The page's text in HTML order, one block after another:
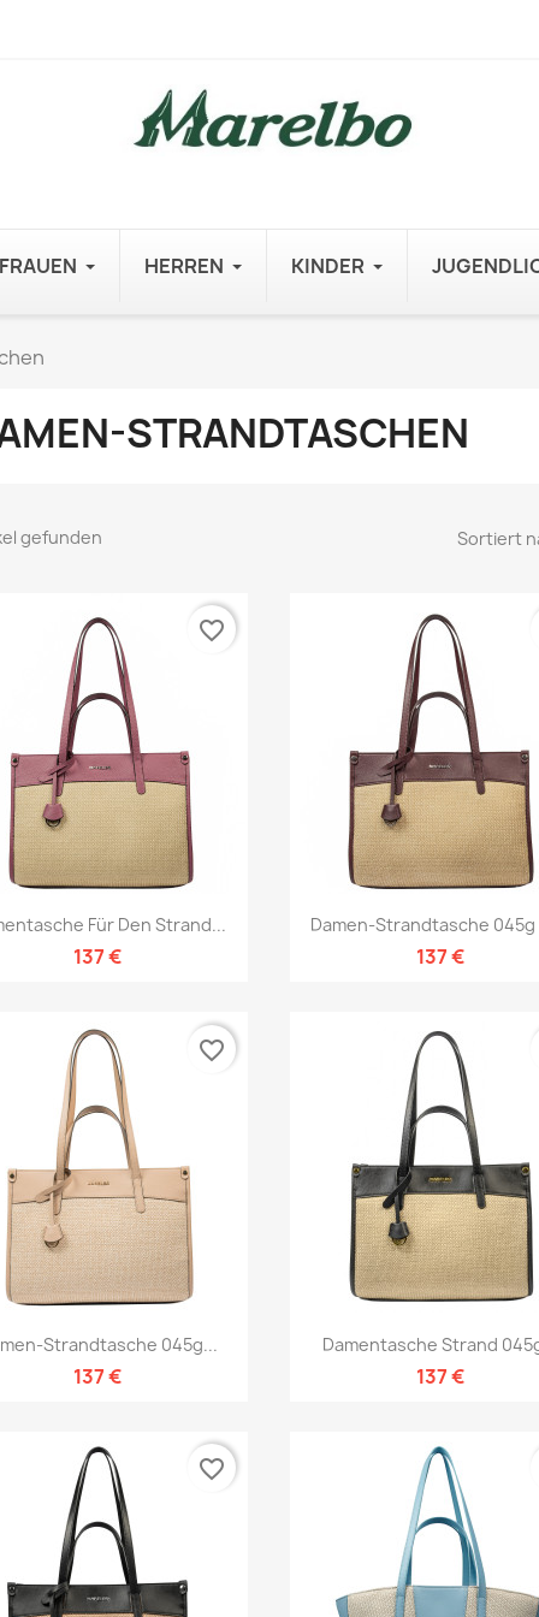
FRAUEN HERREN KINDER
STRANDTASCHEN
gefunden Sortiert
Vorschau
Für Den Strand...
137 €
favorite_border
Vorschau
Damen-Strandtasche 045g
137 €
Vorschau
Strandtasche 045g...
137 €
favorite_border
Vorschau
Damentasche Strand
137 €
favorite_border